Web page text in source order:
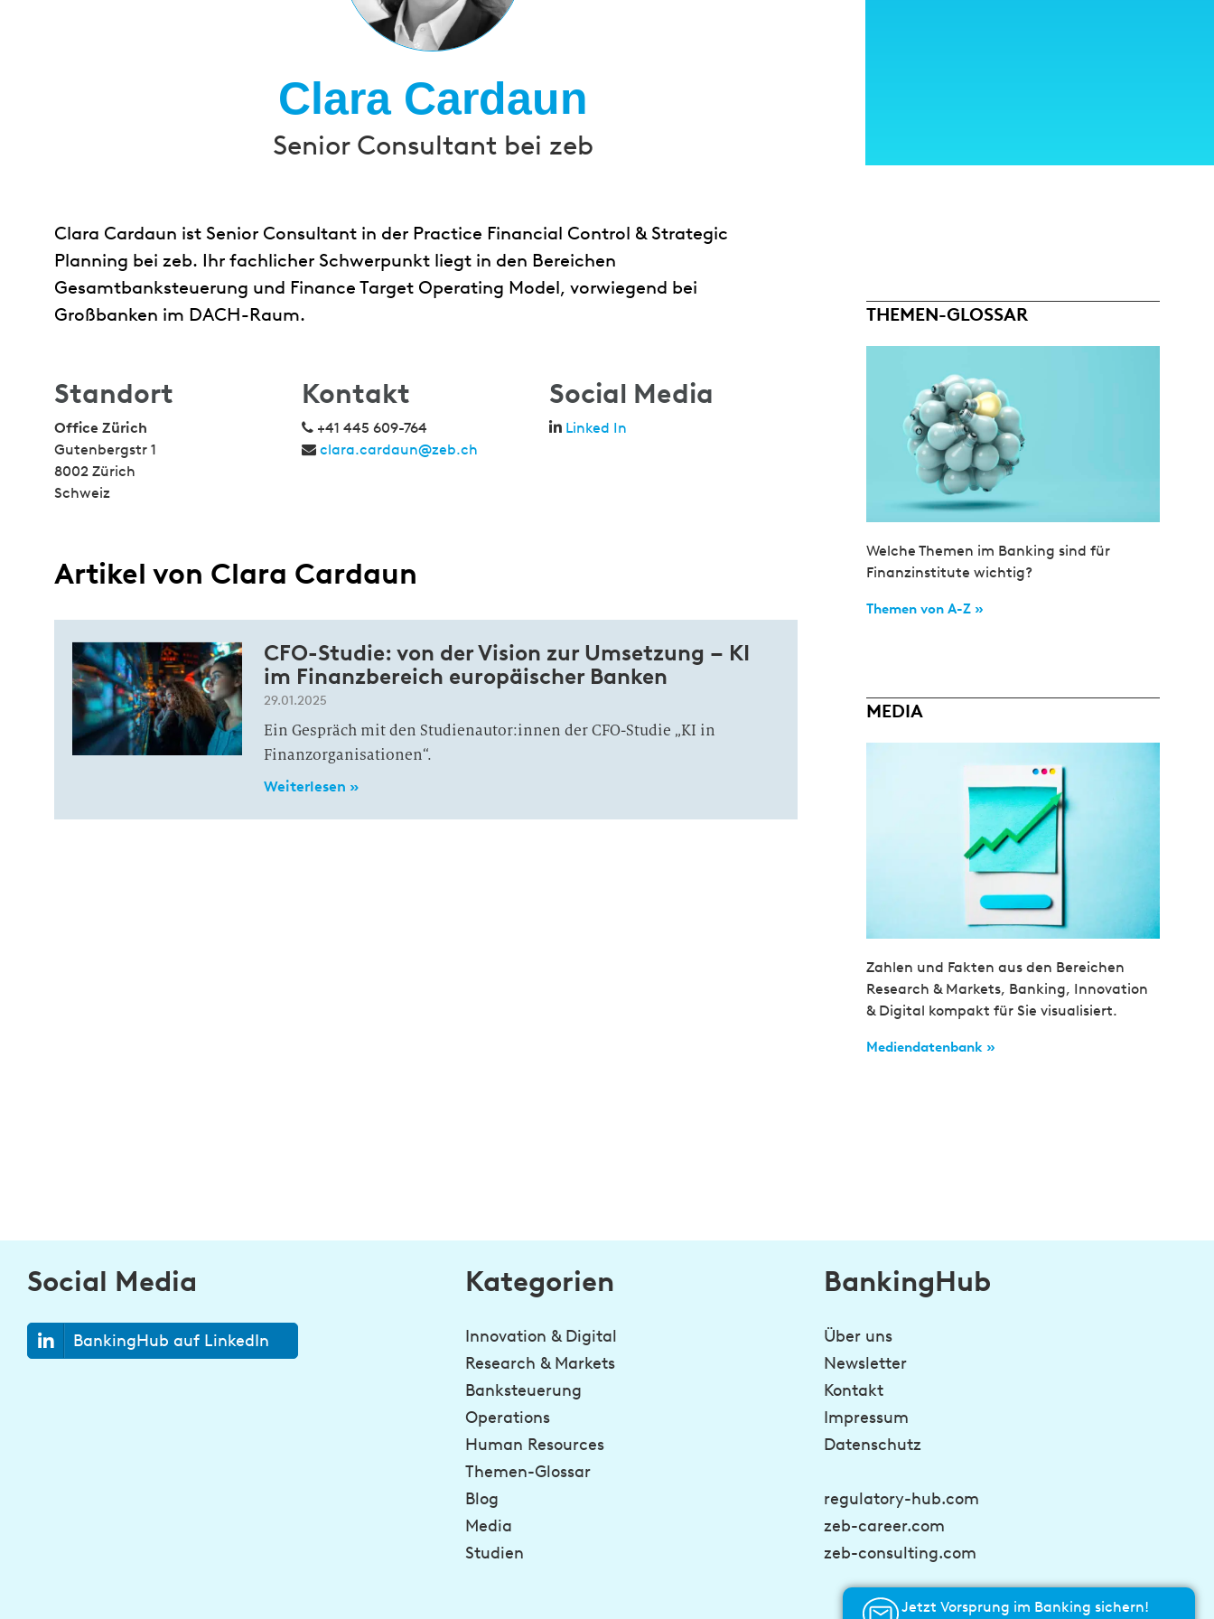
Clara Cardaun
Senior Consultant bei zeb
Clara Cardaun ist Senior Consultant in der Practice Financial Control & Strategic
Planning bei zeb. Ihr fachlicher Schwerpunkt liegt in den Bereichen
Gesamtbanksteuerung und Finance Target Operating Model, vorwiegend bei
Großbanken im DACH-Raum.
Standort
Office Zürich
Gutenbergstr 1
8002 Zürich
Schweiz
Kontakt
+41 445 609-764
clara.cardaun@zeb.ch
Social Media
Linked In
Artikel von Clara Cardaun
CFO-Studie: von der Vision zur Umsetzung – KI
im Finanzbereich europäischer Banken
29.01.2025
Ein Gespräch mit den Studienautor:innen der CFO-Studie „KI in
Finanzorganisationen“.
Weiterlesen »
THEMEN-GLOSSAR
Welche Themen im Banking sind für
Finanzinstitute wichtig?
Themen von A-Z »
MEDIA
Zahlen und Fakten aus den Bereichen
Research & Markets, Banking, Innovation
& Digital kompakt für Sie visualisiert.
Mediendatenbank »
Social Media
BankingHub auf LinkedIn
Kategorien
Innovation & Digital
Research & Markets
Banksteuerung
Operations
Human Resources
Themen-Glossar
Blog
Media
Studien
BankingHub
Über uns
Newsletter
Kontakt
Impressum
Datenschutz
regulatory-hub.com
zeb-career.com
zeb-consulting.com
Jetzt Vorsprung im Banking sichern!